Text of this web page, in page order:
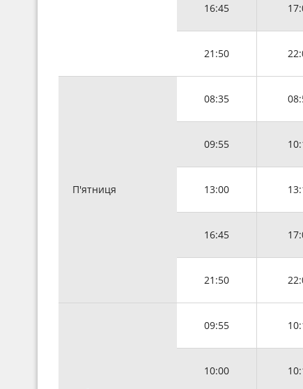
16:45
21:50
П'ятниця
08:35
09:55
13:00
16:45
21:50
09:55
10:00